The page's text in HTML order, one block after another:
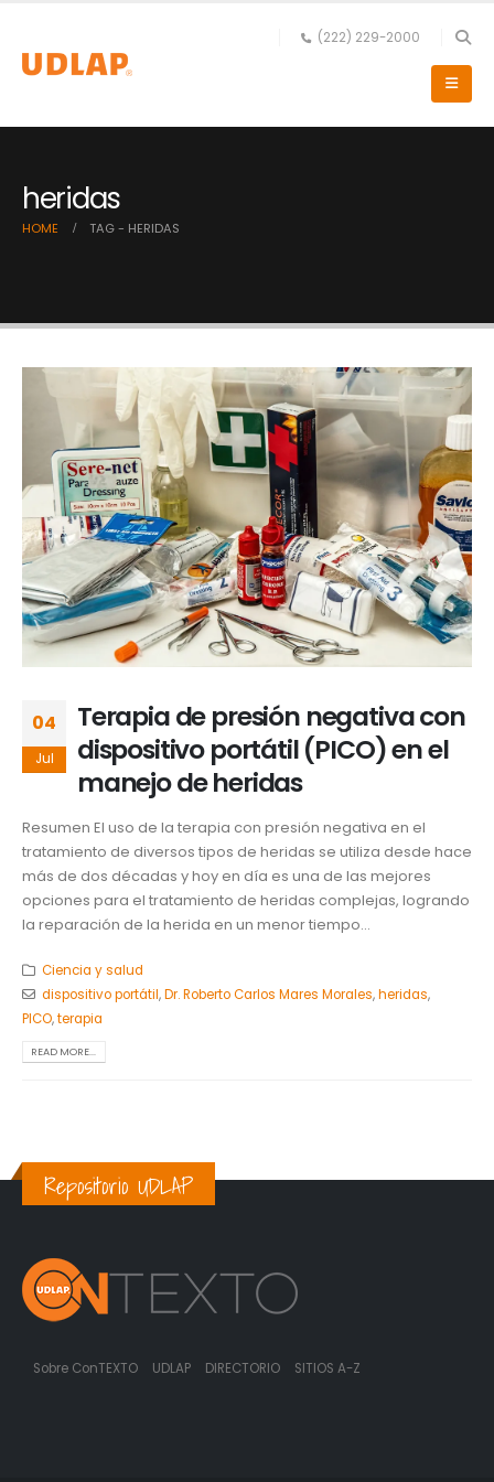
(222) 229-2000
heridas
HOME TAG - HERIDAS
04
Jul
Terapia de presión negativa con
dispositivo portátil (PICO) en el
manejo de heridas
Resumen El uso de la terapia con presión negativa en el
tratamiento de diversos tipos de heridas se utiliza desde hace
más de dos décadas y hoy en día es una de las mejores
opciones para el tratamiento de heridas complejas, logrando
la reparación de la herida en un menor tiempo...
Ciencia y salud
dispositivo portátil,Dr. Roberto Carlos Mares Morales,heridas,
PICO,terapia
READ MORE...
Repositorio UDLAP
Sobre ConTEXTO UDLAP DIRECTORIO SITIOS A-Z